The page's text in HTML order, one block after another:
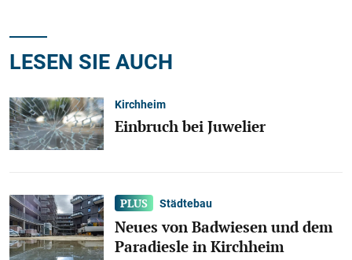
LESEN SIE AUCH
Kirchheim
Einbruch bei Juwelier
Städtebau
Neues von Badwiesen und dem
Paradiesle in Kirchheim